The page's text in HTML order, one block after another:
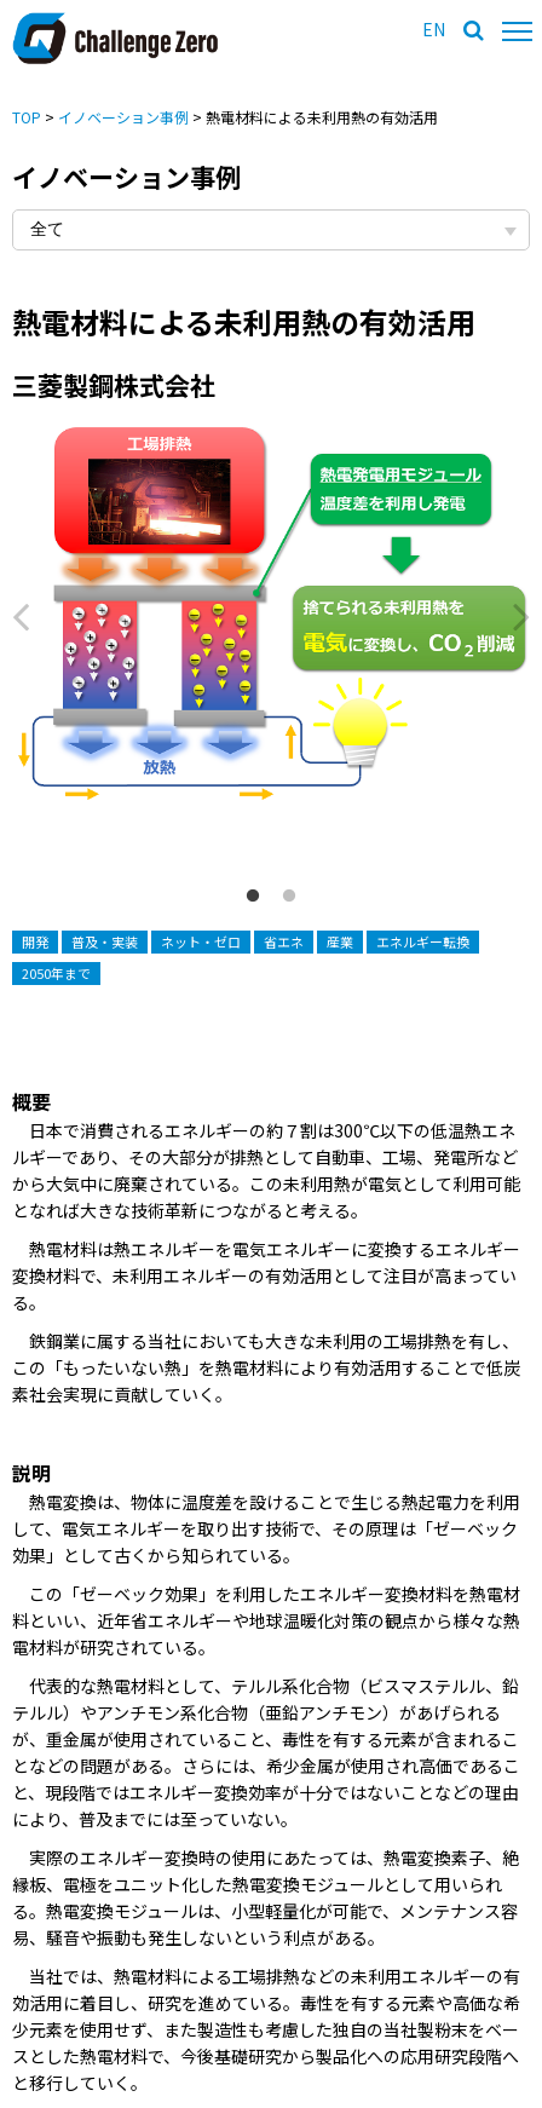
EN
TOP > イノベーション事例 > 熱電材料による未利用熱の有効活用
イノベーション事例
熱電材料による未利用熱の有効活用
三菱製鋼株式会社
開発 普及・実装 ネット・ゼロ 省エネ 産業
エネルギー転換
2050年まで
概要
日本で消費されるエネルギーの約７割は300℃以下の低温熱エネ
ルギーであり、その大部分が排熱として自動車、工場、発電所など
から大気中に廃棄されている。この未利用熱が電気として利用可能
となれば大きな技術革新につながると考える。
熱電材料は熱エネルギーを電気エネルギーに変換するエネルギー
変換材料で、未利用エネルギーの有効活用として注目が高まってい
る。
鉄鋼業に属する当社においても大きな未利用の工場排熱を有し、
この「もったいない熱」を熱電材料により有効活用することで低炭
素社会実現に貢献していく。
説明
熱電変換は、物体に温度差を設けることで生じる熱起電力を利用
して、電気エネルギーを取り出す技術で、その原理は「ゼーベック
効果」として古くから知られている。
この「ゼーベック効果」を利用したエネルギー変換材料を熱電材
料といい、近年省エネルギーや地球温暖化対策の観点から様々な熱
電材料が研究されている。
代表的な熱電材料として、テルル系化合物（ビスマステルル、鉛
テルル）やアンチモン系化合物（亜鉛アンチモン）があげられる
が、重金属が使用されていること、毒性を有する元素が含まれるこ
となどの問題がある。さらには、希少金属が使用され高価であるこ
と、現段階ではエネルギー変換効率が十分ではないことなどの理由
により、普及までには至っていない。
実際のエネルギー変換時の使用にあたっては、熱電変換素子、絶
縁板、電極をユニット化した熱電変換モジュールとして用いられ
る。熱電変換モジュールは、小型軽量化が可能で、メンテナンス容
易、騒音や振動も発生しないという利点がある。
当社では、熱電材料による工場排熱などの未利用エネルギーの有
効活用に着目し、研究を進めている。毒性を有する元素や高価な希
少元素を使用せず、また製造性も考慮した独自の当社製粉末をベー
スとした熱電材料で、今後基礎研究から製品化への応用研究段階へ
と移行していく。